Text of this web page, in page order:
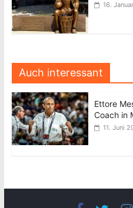
16.
Auch interessant
Ettore
Coach in
11. Juni